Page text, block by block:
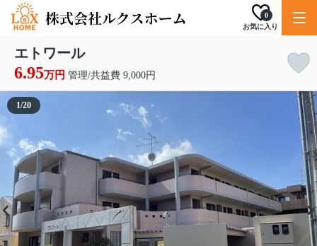
お気に入り
0
エトワール
6.95万円 管理/共益費 9,000円
1/20